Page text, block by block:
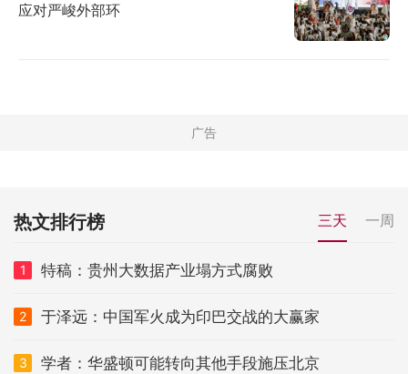
应对严峻外部环
热文排行榜 三天 一周
1 特稿：贵州大数据产业塌方式腐败
2 于泽远：中国军火成为印巴交战的大赢家
3 学者：华盛顿可能转向其他手段施压北京